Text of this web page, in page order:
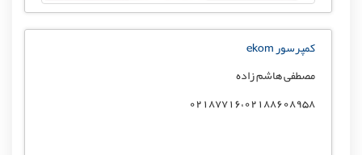
کمپرسور ekom
مصطفی هاشم زاده
02187716،02188608958